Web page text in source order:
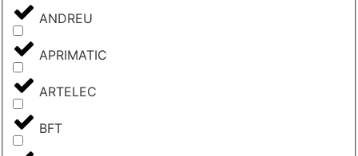
ANDREU
APRIMATIC
ARTELEC
BFT